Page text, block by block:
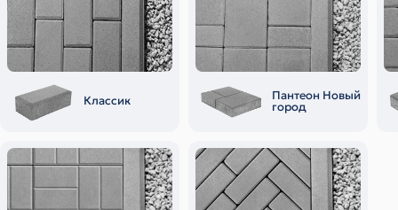
Классик Пантеон Новый
город